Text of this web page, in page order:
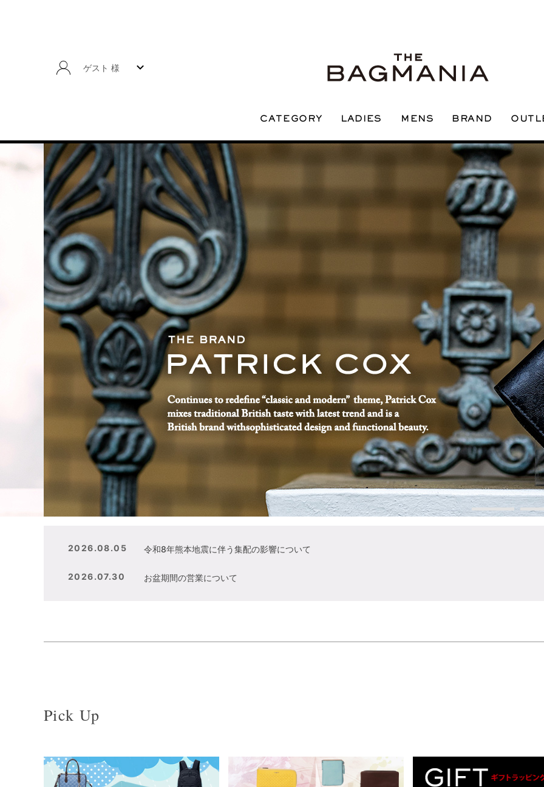
ゲスト 様
CATEGORY LADIES MENS BRAND
2026.08.05 令和8年熊本地震に伴う集配の影響について
2026.07.30 お盆期間の営業について
Pick Up